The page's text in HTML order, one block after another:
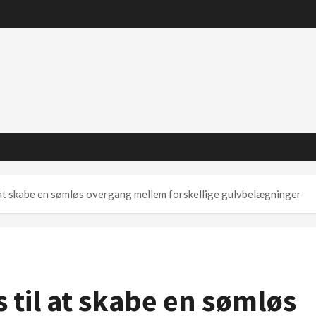
skabe en sømløs overgang mellem forskellige gulvbelægninger
at skabe en sømløs